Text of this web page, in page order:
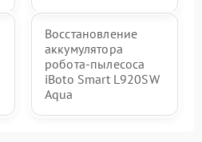
Восстановление
аккумулятора
робота-пылесоса
iBoto Smart L920SW
Aqua